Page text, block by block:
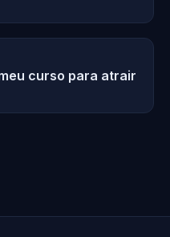
curso para atrair